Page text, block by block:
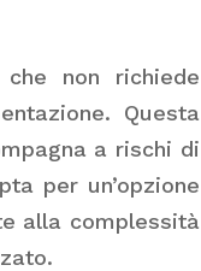
non richiede
Questa
a rischi di
per un’opzione
alla complessità